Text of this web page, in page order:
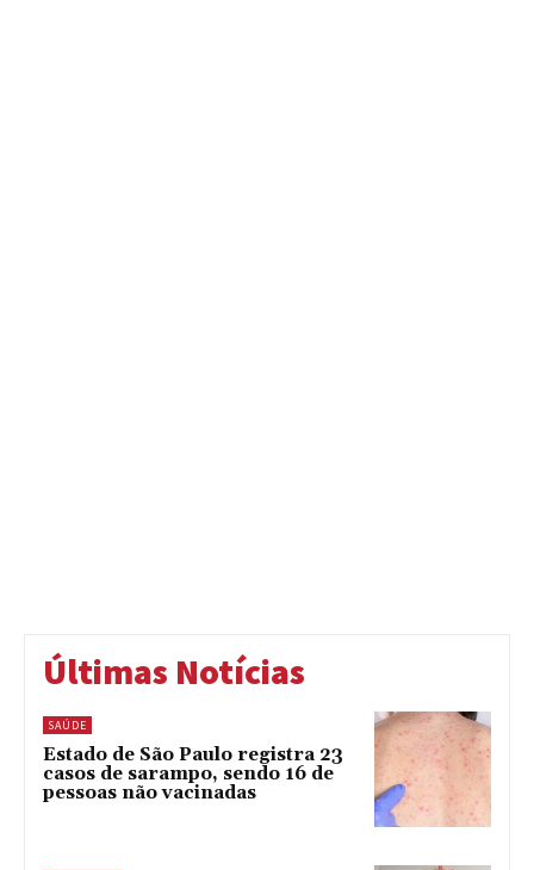
Últimas Notícias
SAÚDE
Estado de São Paulo registra 23
casos de sarampo, sendo 16 de
pessoas não vacinadas